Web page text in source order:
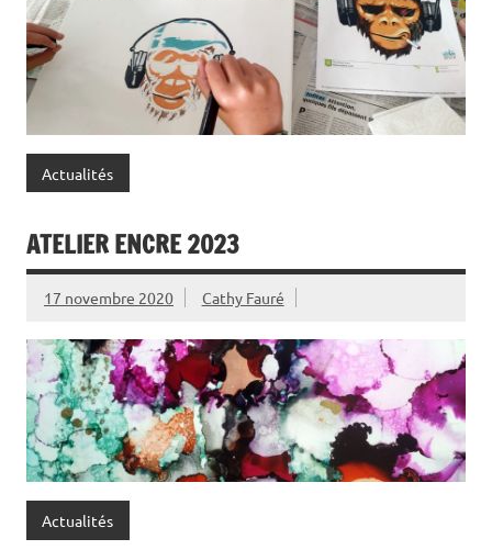
Actualités
ATELIER ENCRE 2023
17 novembre 2020 Cathy Fauré
Actualités